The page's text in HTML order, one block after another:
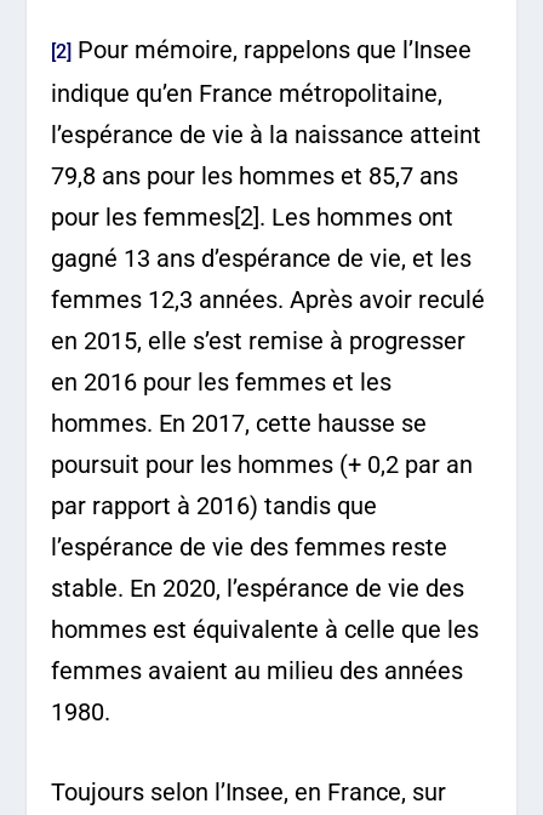
[2] Pour mémoire, rappelons que l’Insee
indique qu’en France métropolitaine,
l’espérance de vie à la naissance atteint
79,8 ans pour les hommes et 85,7 ans
pour les femmes[2]. Les hommes ont
gagné 13 ans d’espérance de vie, et les
femmes 12,3 années. Après avoir reculé
en 2015, elle s’est remise à progresser
en 2016 pour les femmes et les
hommes. En 2017, cette hausse se
poursuit pour les hommes (+ 0,2 par an
par rapport à 2016) tandis que
l’espérance de vie des femmes reste
stable. En 2020, l’espérance de vie des
hommes est équivalente à celle que les
femmes avaient au milieu des années
1980.
Toujours selon l’Insee, en France, sur